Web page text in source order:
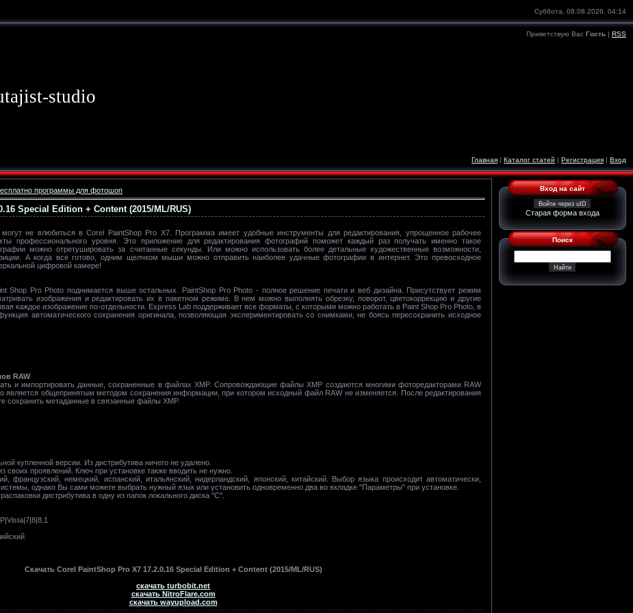
Суббота, 08.08.2026, 04:14
Приветствую Вас Гость | RSS
studio
Главная | Каталог статей | Регистрация | Вход
программы для фотошоп
Special Edition + Content (2015/ML/RUS)
не влюбиться в Corel PaintShop Pro X7. Программа имеет удобные инструменты для редактирования, упрощенное рабочее
профессионального уровня. Это приложение для редактирования фотографий поможет каждый раз получать именно такое
можно отретушировать за считанные секунды. Или можно использовать более детальные художественные возможности,
А когда все готово, одним щелчком мыши можно отправить наиболее удачные фотографии в интернет. Это превосходное
цифровой камере!
Shop Pro Photo поднимается выше остальных. PaintShop Pro Photo - полное решение печати и веб дизайна. Присутствует режим
изображения и редактировать их в пакетном режиме. В нем можно выполнять обрезку, поворот, цветокоррекцию и другие
каждое изображение по-отдельности. Express Lab поддерживает все форматы, с которыми можно работать в Paint Shop Pro Photo, в
автоматического сохранения оригинала, позволяющая экспериментировать со снимками, не боясь пересохранить исходное
RAW
и импортировать данные, сохраненные в файлах XMP. Сопровождающие файлы XMP создаются многими фоторедакторами RAW
общепринятым методом сохранения информации, при котором исходный файл RAW не изменяется. После редактирования
сохранить метаданные в связанные файлы XMP.
купленной версии. Из дистрибутива ничего не удалено.
своих проявлений. Ключ при установке также вводить не нужно.
французский, немецкий, испанский, итальянский, нидерландский, японский, китайский. Выбор языка происходит автоматически,
однако Вы сами можете выбрать нужный язык или установить одновременно два во вкладке "Параметры" при установке.
дистрибутива в одну из папок локального диска "C".
Скачать Corel PaintShop Pro X7 17.2.0.16 Special Edition + Content (2015/ML/RUS)
скачать turbobit.net
скачать NitroFlare.com
скачать wayupload.com
Вход на сайт
Войти через uID
Старая форма входа
Поиск